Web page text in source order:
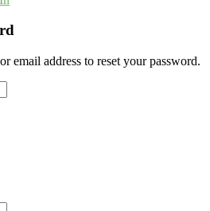
email address to reset your password.